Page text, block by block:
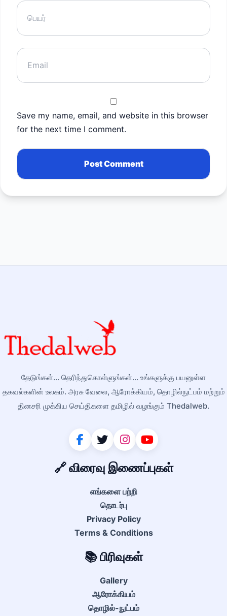
Save my name, email, and website in this browser
for the next time I comment.
தேடுங்கள்... தெரிந்துகொள்ளுங்கள்... உங்களுக்கு பயனுள்ள
தகவல்களின் உலகம். அரசு வேலை, ஆரோக்கியம், தொழில்நுட்பம் மற்றும்
தினசரி முக்கிய செய்திகளை தமிழில் வழங்கும் Thedalweb.
🔗 விரைவு இணைப்புகள்
எங்களை பற்றி
தொடர்பு
Privacy Policy
Terms & Conditions
📚 பிரிவுகள்
Gallery
ஆரோக்கியம்
தொழில்-நுட்பம்